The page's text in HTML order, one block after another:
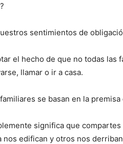
sentimientos de
el hecho de que no todas las
llamar o ir a casa.
se basan en la
significa que
nos edifican y otros nos